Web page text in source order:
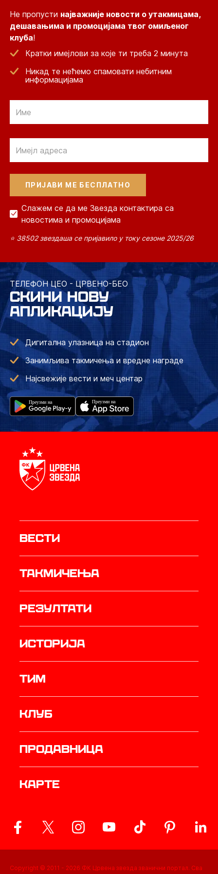
Не пропусти најважније новости о утакмицама,
дешавањима и промоцијама твог омиљеног
клуба!
Кратки имејлови за које ти треба 2 минута
Никад те нећемо спамовати небитним
информацијама
Слажем се да ме Звезда контактира са
новостима и промоцијама
⭐ 38502 звездаша се пријавило у току сезоне 2025/26
ТЕЛЕФОН ЦЕО - ЦРВЕНО-БЕО
СКИНИ НОВУ
АПЛИКАЦИЈУ
Дигитална улазница на стадион
Занимљива такмичења и вредне награде
Најсвежије вести и меч центар
Вести
Такмичења
резултати
историја
ТИМ
Клуб
продавница
Карте
Copyright © 2011 - 2026 ФК Црвена звезда званични портал. Сва